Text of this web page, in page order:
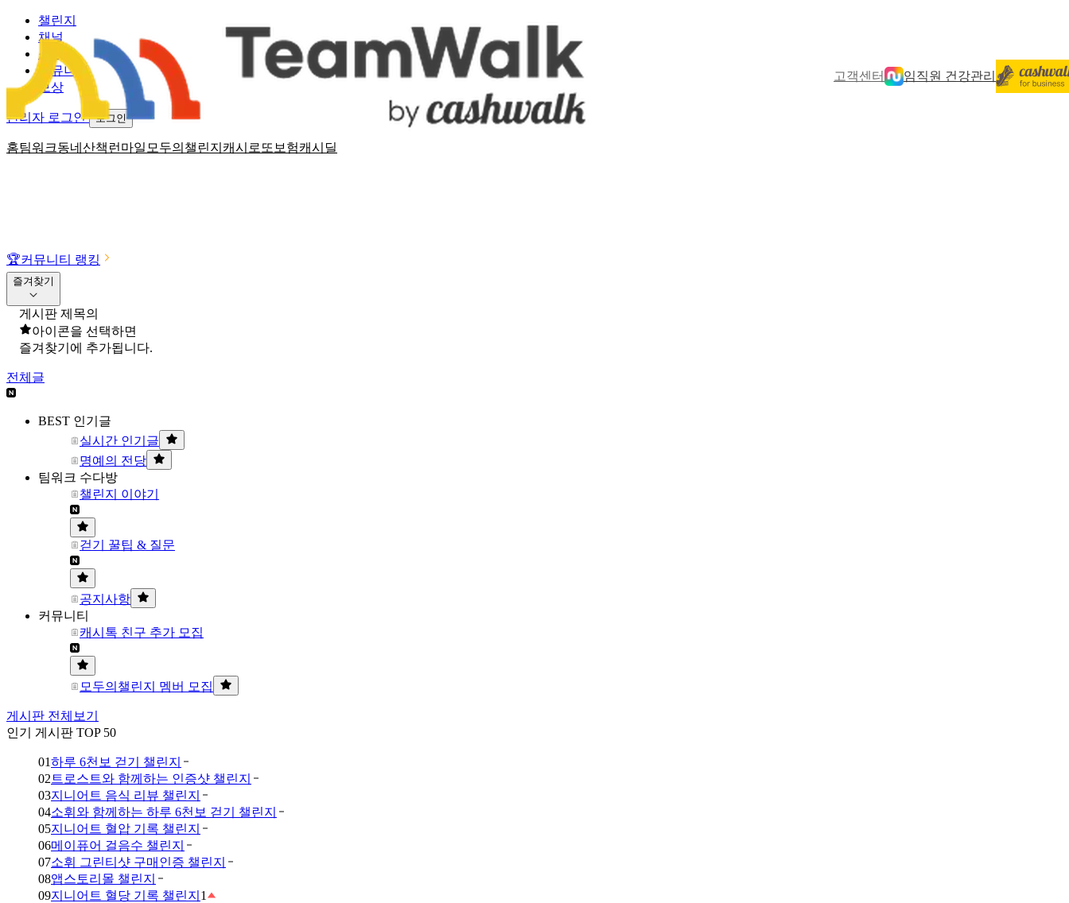
고객센터 임직원 건강관리
홈팀워크동네산책 런마일 모두의챌린지 캐시로또 보험캐시딜
챌린지
채널
소식
커뮤니티
보상
관리자 로그인 로그인
🏆커뮤니티 랭킹
즐겨찾기
게시판 제목의
아이콘을 선택하면
즐겨찾기에 추가됩니다.
전체글
BEST 인기글
실시간 인기글
명예의 전당
팀워크 수다방
챌린지 이야기
걷기 꿀팁 & 질문
공지사항
커뮤니티
캐시톡 친구 추가 모집
모두의챌린지 멤버 모집
게시판 전체보기
인기 게시판 TOP 50
01하루 6천보 걷기 챌린지
02 트로스트와 함께하는 인증샷 챌린지
03지니어트 음식 리뷰 챌린지
04소휘와 함께하는 하루 6천보 걷기 챌린지
05지니어트 혈압 기록 챌린지
06메이퓨어 걸음수 챌린지
07소휘 그린티샷 구매인증 챌린지
08앱스토리몰 챌린지
09지니어트 혈당 기록 챌린지 1